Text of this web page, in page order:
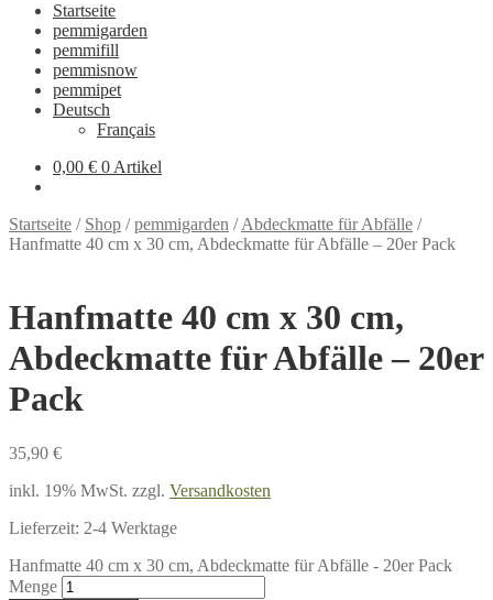
Startseite
pemmigarden
pemmifill
pemmisnow
pemmipet
Deutsch
Français
0,00 € 0 Artikel
Startseite / Shop /pemmigarden /Abdeckmatte für Abfälle /
Hanfmatte 40 cm x 30 cm, Abdeckmatte für Abfälle – 20er Pack
Hanfmatte 40 cm x 30 cm,
Abdeckmatte für Abfälle – 20er
Pack
35,90 €
inkl. 19% MwSt. zzgl. Versandkosten
Lieferzeit: 2-4 Werktage
Hanfmatte 40 cm x 30 cm, Abdeckmatte für Abfälle - 20er Pack
Menge